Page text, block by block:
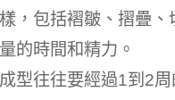
，包括褶皺、摺疊、
的時間和精力。
型往往要經過1到2